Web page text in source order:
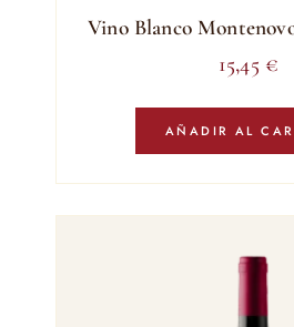
Vino Blanco
15,45 €
AÑADIR AL